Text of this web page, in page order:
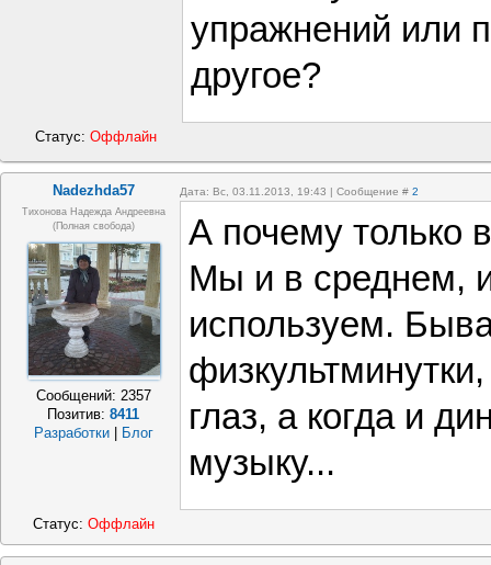
упражнений или
другое?
Статус:Оффлайн
Nadezhda57 Дата: Вс, 03.11.2013, 19:43 | Сообщение # 2
Тихонова Надежда Андреевна
(полная свобода)
Сообщений: 2357
Позитив:8411
Разработки
Блог
А почему только
Мы и в среднем,
используем.
глаз, а когда и
музыку...
Статус: Оффлайн